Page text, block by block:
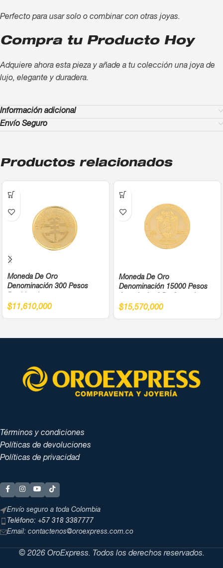
Perfecto para usar solo o combinar con otras joyas.
Compra tu Producto Hoy
Adquiere ahora esta pieza y añade a tu colección una joya de
lujo, elegante y duradera.
Información adicional
Envío Seguro
Productos relacionados
Moneda De Oro
Denominación 300 Pesos
Panamericanos Año 1971 Cali
$11,610,000
Moneda De Oro
Denominación 15000 Pesos
900
$15,570,000
Términos y condiciones
Políticas de devoluciones
Políticas de privacidad
Envío seguro a toda Colombia
Teléfono: +57 318 3387777
Email: contactenos@oroexpress.com.co
© 2026 OroExpress. Todos los derechos reservados.